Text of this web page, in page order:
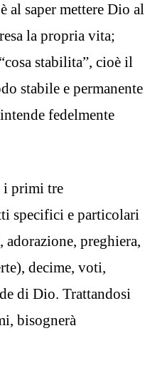
al saper mettere Dio al
la propria vita;
stabilita”, cioè il
stabile e permanente
fedelmente
i primi tre
specifici e particolari
preghiera,
decime, voti,
di Dio. Trattandosi
bisognerà